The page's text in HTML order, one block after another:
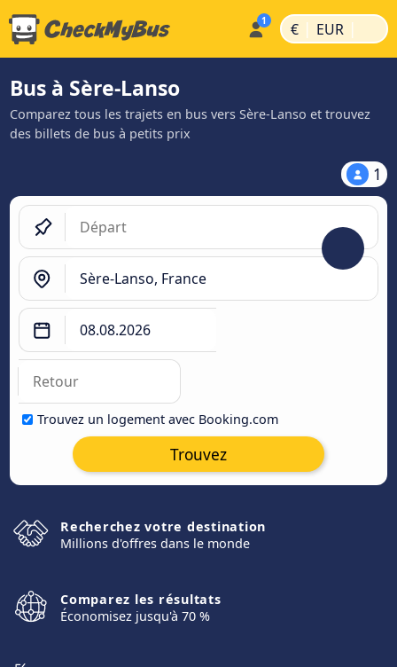
€ | EUR |
Bus à Sère-Lanso
Comparez tous les trajets en bus vers Sère-Lanso et trouvez
des billets de bus à petits prix
1
Trouvez un logement avec Booking.com
Trouvez
Recherchez votre destination
Millions d'offres dans le monde
Comparez les résultats
Économisez jusqu'à 70 %